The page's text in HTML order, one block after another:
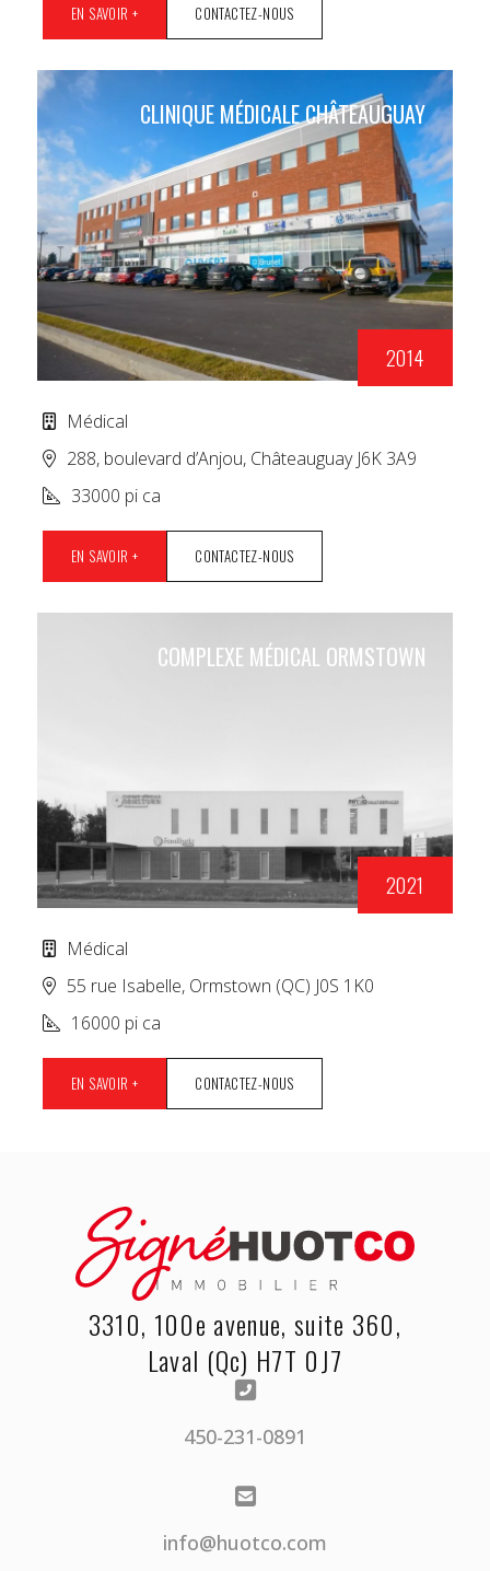
EN SAVOIR + CONTACTEZ-NOUS
2014
CLINIQUE MÉDICALE CHÂTEAUGUAY
Médical
288, boulevard d’Anjou, Châteauguay J6K 3A9
33000 pi ca
EN SAVOIR + CONTACTEZ-NOUS
2021
COMPLEXE MÉDICAL ORMSTOWN
Médical
55 rue Isabelle, Ormstown (QC) J0S 1K0
16000 pi ca
EN SAVOIR + CONTACTEZ-NOUS
3310, 100e avenue, suite 360,
Laval (Qc) H7T 0J7
450-231-0891
info@huotco.com